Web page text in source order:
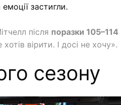
застигли.
після поразки 105–114
вірити. І досі не хочу».
сезону